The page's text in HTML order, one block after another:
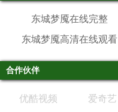
东城梦魇在线完整
东城梦魇高清在线观看
合作伙伴
优酷视频 爱奇艺